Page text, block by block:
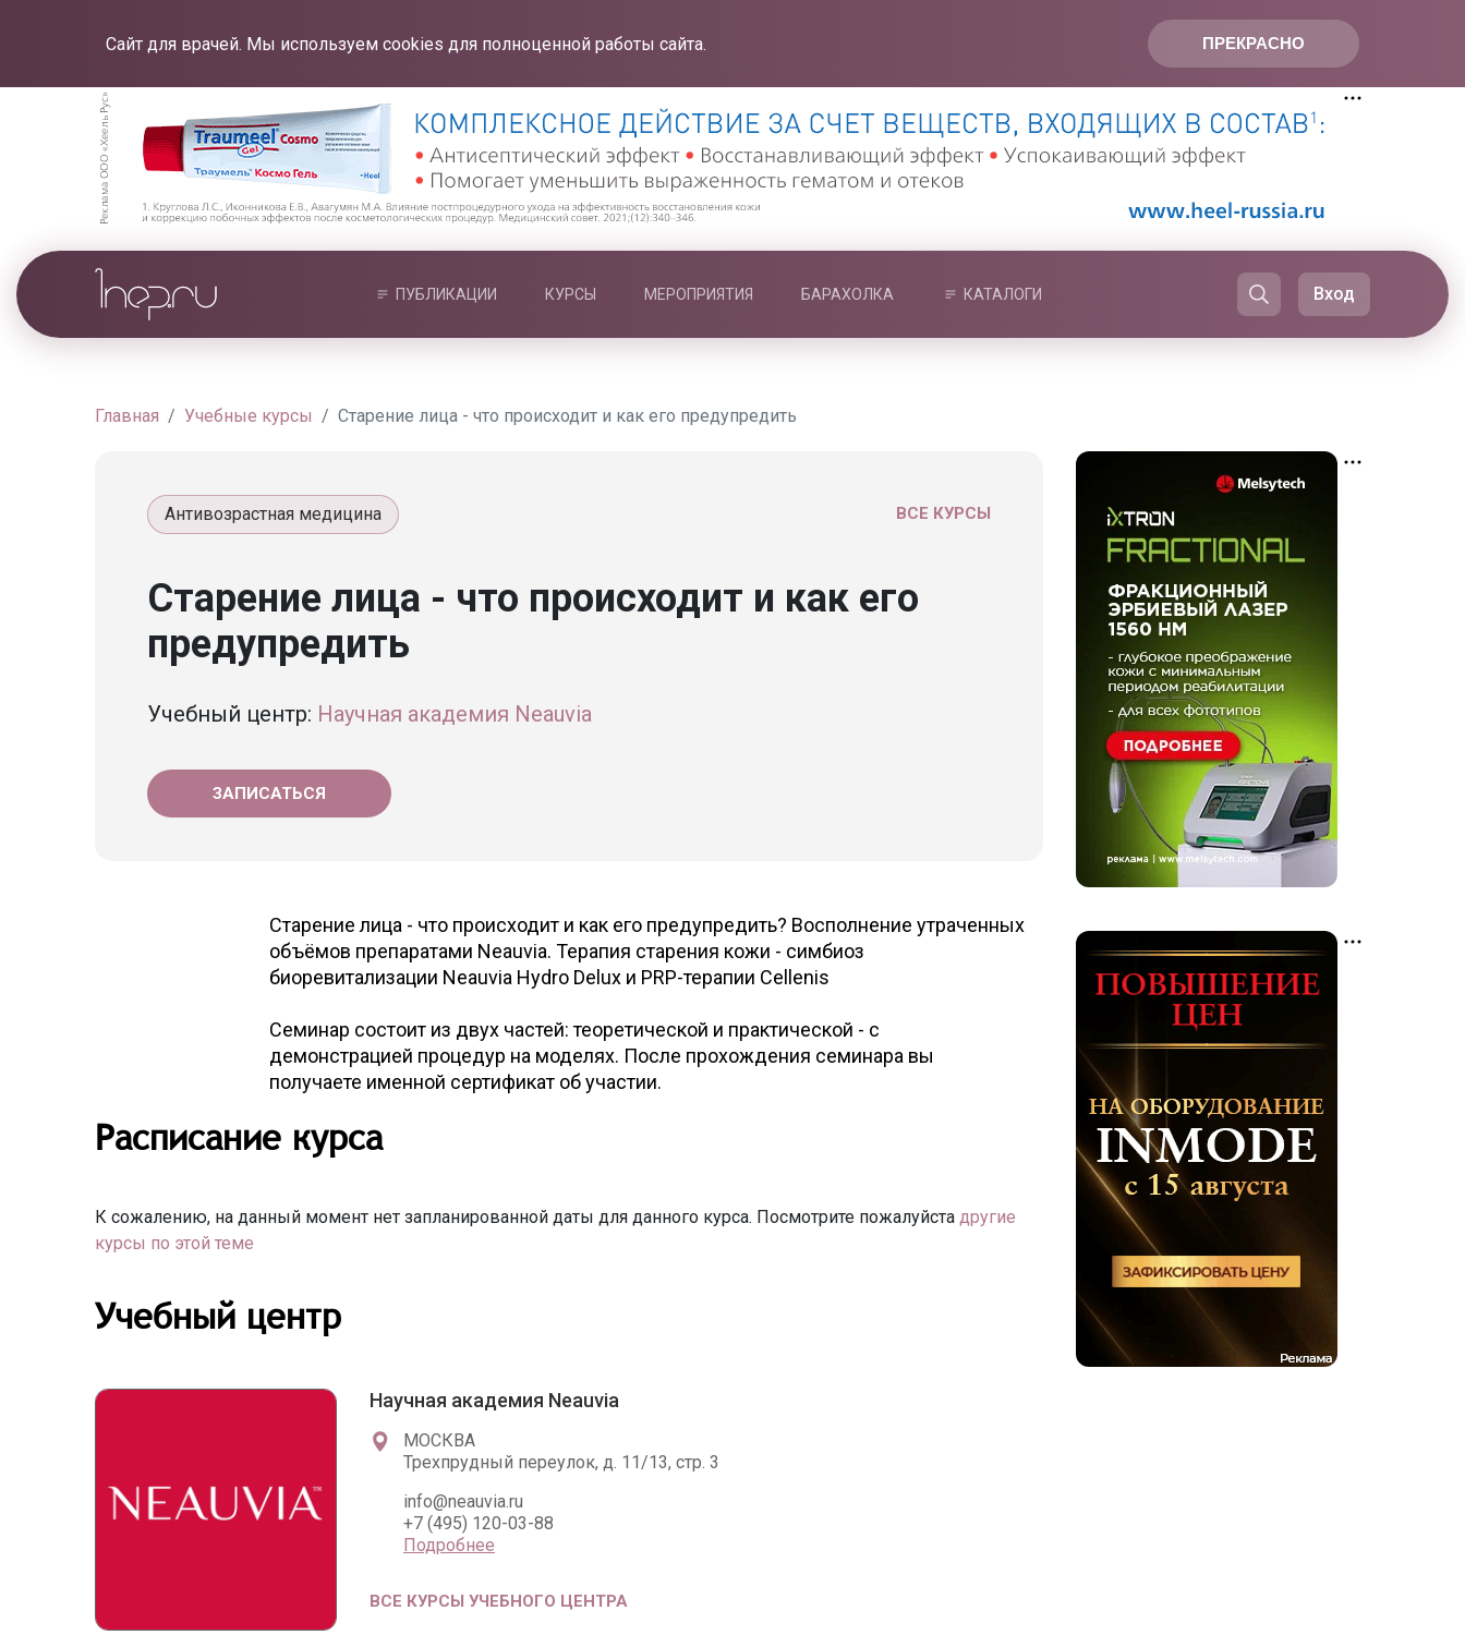
ПРЕКРАСНО
Сайт для врачей. Мы используем cookies для полноценной работы сайта.
ПУБЛИКАЦИИ КУРСЫ МЕРОПРИЯТИЯ БАРАХОЛКА КАТАЛОГИ Вход
Главная Учебные курсы Старение лица - что происходит и как его предупредить
ВСЕ КУРСЫ
Антивозрастная медицина
Старение лица - что происходит и как его
предупредить
Учебный центр: Научная академия Neauvia
ЗАПИСАТЬСЯ
Старение лица - что происходит и как его предупредить? Восполнение утраченных
объёмов препаратами Neauvia. Терапия старения кожи - симбиоз
биоревитализации Neauvia Hydro Delux и PRP-терапии Cellenis
Семинар состоит из двух частей: теоретической и практической - с
демонстрацией процедур на моделях. После прохождения семинара вы
получаете именной сертификат об участии.
Расписание курса
К сожалению, на данный момент нет запланированной даты для данного курса. Посмотрите пожалуйста другие
курсы по этой теме
Учебный центр
Научная академия Neauvia
МОСКВА
Трехпрудный переулок, д. 11/13, стр. 3
info@neauvia.ru
+7 (495) 120-03-88
Подробнее
ВСЕ КУРСЫ УЧЕБНОГО ЦЕНТРА